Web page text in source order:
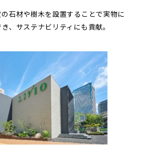
石材や樹木を設置することで実物に
、サステナビリティにも貢献。